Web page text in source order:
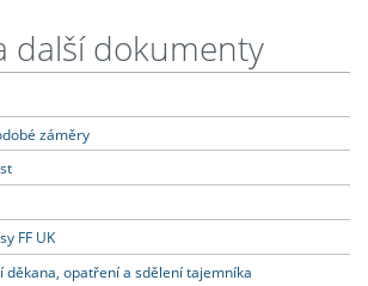
další dokumenty
záměry
FF UK
děkana, opatření a sdělení tajemníka